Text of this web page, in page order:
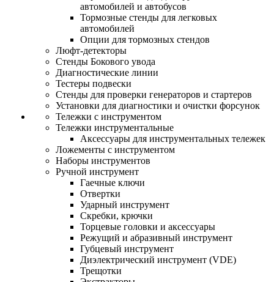
автомобилей и автобусов
Тормозные стенды для легковых
автомобилей
Опции для тормозных стендов
Люфт-детекторы
Стенды Бокового увода
Диагностические линии
Тестеры подвески
Стенды для проверки генераторов и стартеров
Установки для диагностики и очистки форсунок
Тележки с инструментом
Тележки инструментальные
Аксессуары для инструментальных тележек
Ложементы с инструментом
Наборы инструментов
Ручной инструмент
Гаечные ключи
Отвертки
Ударный инструмент
Скребки, крючки
Торцевые головки и аксессуары
Режущий и абразивный инструмент
Губцевый инструмент
Диэлектрический инструмент (VDE)
Трещотки